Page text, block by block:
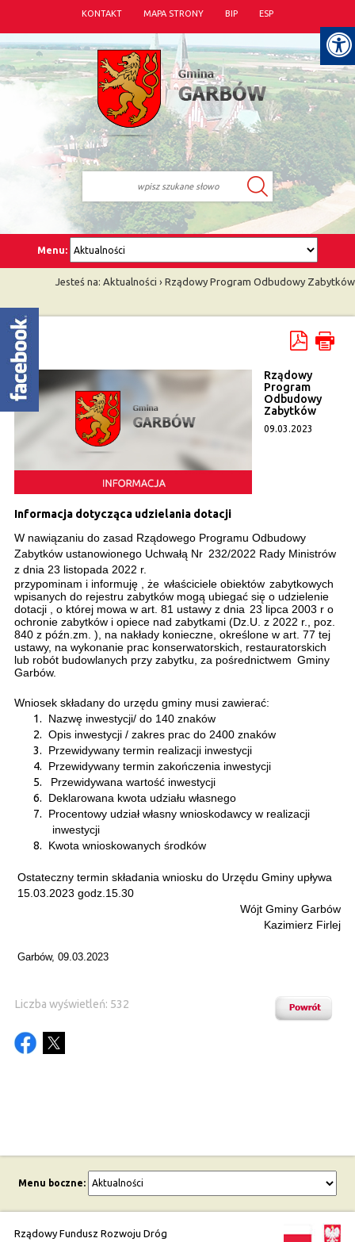
KONTAKT MAPA STRONY BIP ESP
Menu:
Jesteś na: Aktualności › Rządowy Program Odbudowy Zabytków
Rządowy
Program
Odbudowy
Zabytków
09.03.2023
Informacja dotycząca udzielania dotacji
W nawiązaniu do zasad Rządowego Programu Odbudowy
Zabytków ustanowionego Uchwałą Nr 232/2022 Rady Ministrów
z dnia 23 listopada 2022 r.
przypominam i informuję , że właściciele obiektów zabytkowych
wpisanych do rejestru zabytków mogą ubiegać się o udzielenie
dotacji , o której mowa w art. 81 ustawy z dnia 23 lipca 2003 r o
ochronie zabytków i opiece nad zabytkami (Dz.U. z 2022 r., poz.
840 z późn.zm. ), na nakłady konieczne, określone w art. 77 tej
ustawy, na wykonanie prac konserwatorskich, restauratorskich
lub robót budowlanych przy zabytku, za pośrednictwem Gminy
Garbów.
Wniosek składany do urzędu gminy musi zawierać:
1.
Nazwę inwestycji/ do 140 znaków
2. Opis inwestycji / zakres prac do 2400 znaków
3.
Przewidywany termin realizacji inwestycji
4.
Przewidywany termin zakończenia inwestycji
5.
Przewidywana wartość inwestycji
6.
Deklarowana kwota udziału własnego
7.
Procentowy udział własny wnioskodawcy w realizacji
inwestycji
8.
Kwota wnioskowanych środków
Ostateczny termin składania wniosku do Urzędu Gminy upływa
15.03.2023 godz.15.30
Wójt Gminy Garbów
Kazimierz Firlej
Garbów, 09.03.2023
Liczba wyświetleń: 532
Menu boczne:
Rządowy Fundusz Rozwoju Dróg